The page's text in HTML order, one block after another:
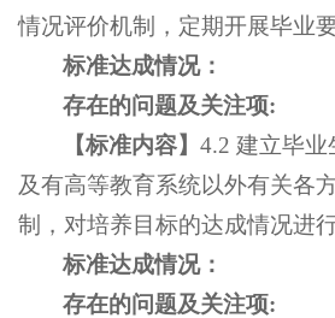
情况评价机制，定期开展毕业
标准达成情况：
存在的问题及关注项:
【标准内容】4.2 建立毕
及有高等教育系统以外有关各
制，对培养目标的达成情况进
标准达成情况：
存在的问题及关注项: